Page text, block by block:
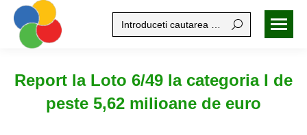
Search:
Report la Loto 6/49 la categoria I de
peste 5,62 milioane de euro